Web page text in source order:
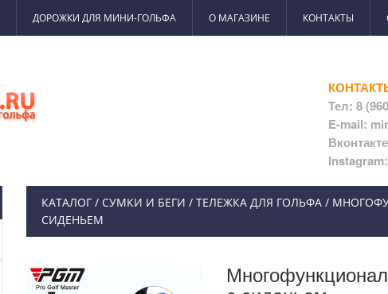
ДОРОЖКИ ДЛЯ МИНИ-ГОЛЬФА О МАГАЗИНЕ КОНТАКТЫ
Тел: 8
E-mail:
Instagram:
КАТАЛОГ / СУМКИ И БЕГИ / ТЕЛЕЖКА ДЛЯ ГОЛЬФА /
СИДЕНЬЕМ